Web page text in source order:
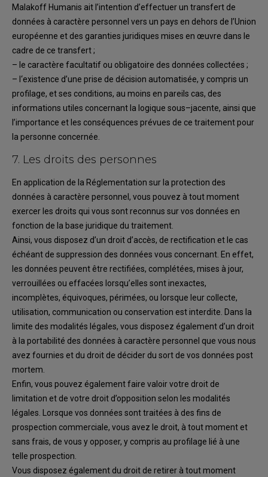
Malakoff Humanis ait l’intention d’effectuer un transfert de
données à caractère personnel vers un pays en dehors de l’Union
européenne et des garanties juridiques mises en œuvre dans le
cadre de ce transfert;
– e caractère facultatif ou obligatoire des données collectées ;
– ‘existence d’une prise de décision automatisée, y compris un
profilage, etses conditions, au moins en pareils cas, des
informations utiles concernant la logique sous–jacente, ainsi que
l’importance et les conséquences prévues de ce traitement pour
la personne concernée.
7. Les droits des personnes
En application de la Réglementation sur la protection des
données à caractère personnel , vous pouvez à tout moment
exercer les droits qui vous sont reconnus sur vos données en
fonction de la base juridique du traitement.
Ainsi, vous disposez d’un droit d’accès, de rectification et le cas
échéant de suppression des données vous concernant En effet,
les données peuvent être rectifiées, complétées, mises à jour,
verrouillées ou effacées lorsqu’elles sont inexactes,
incomplètes, équivoques, périmées, ou lorsque leur collecte,
uti lisation, communication ou conservation est interdite. Dans la
limite des modalités légales, vous disposez également d’un droit
à la portabilité des données à caractère personnel que vous nous
avez fournies et du droit de décider du sort de vos données post
mortem
Enfin, vous pouvez également faire valoir votre droit de
limitation et de votre droit d’opposition selon les modalités
légales
Lorsque vos données sont traitées à des fins de
prospection commerciale, vous avez le droit, à tout moment et
sans frais, de vous y opposer, y compris au profilage lié à une
telle prospection
Vous disposez également du droit de retirer à tout moment